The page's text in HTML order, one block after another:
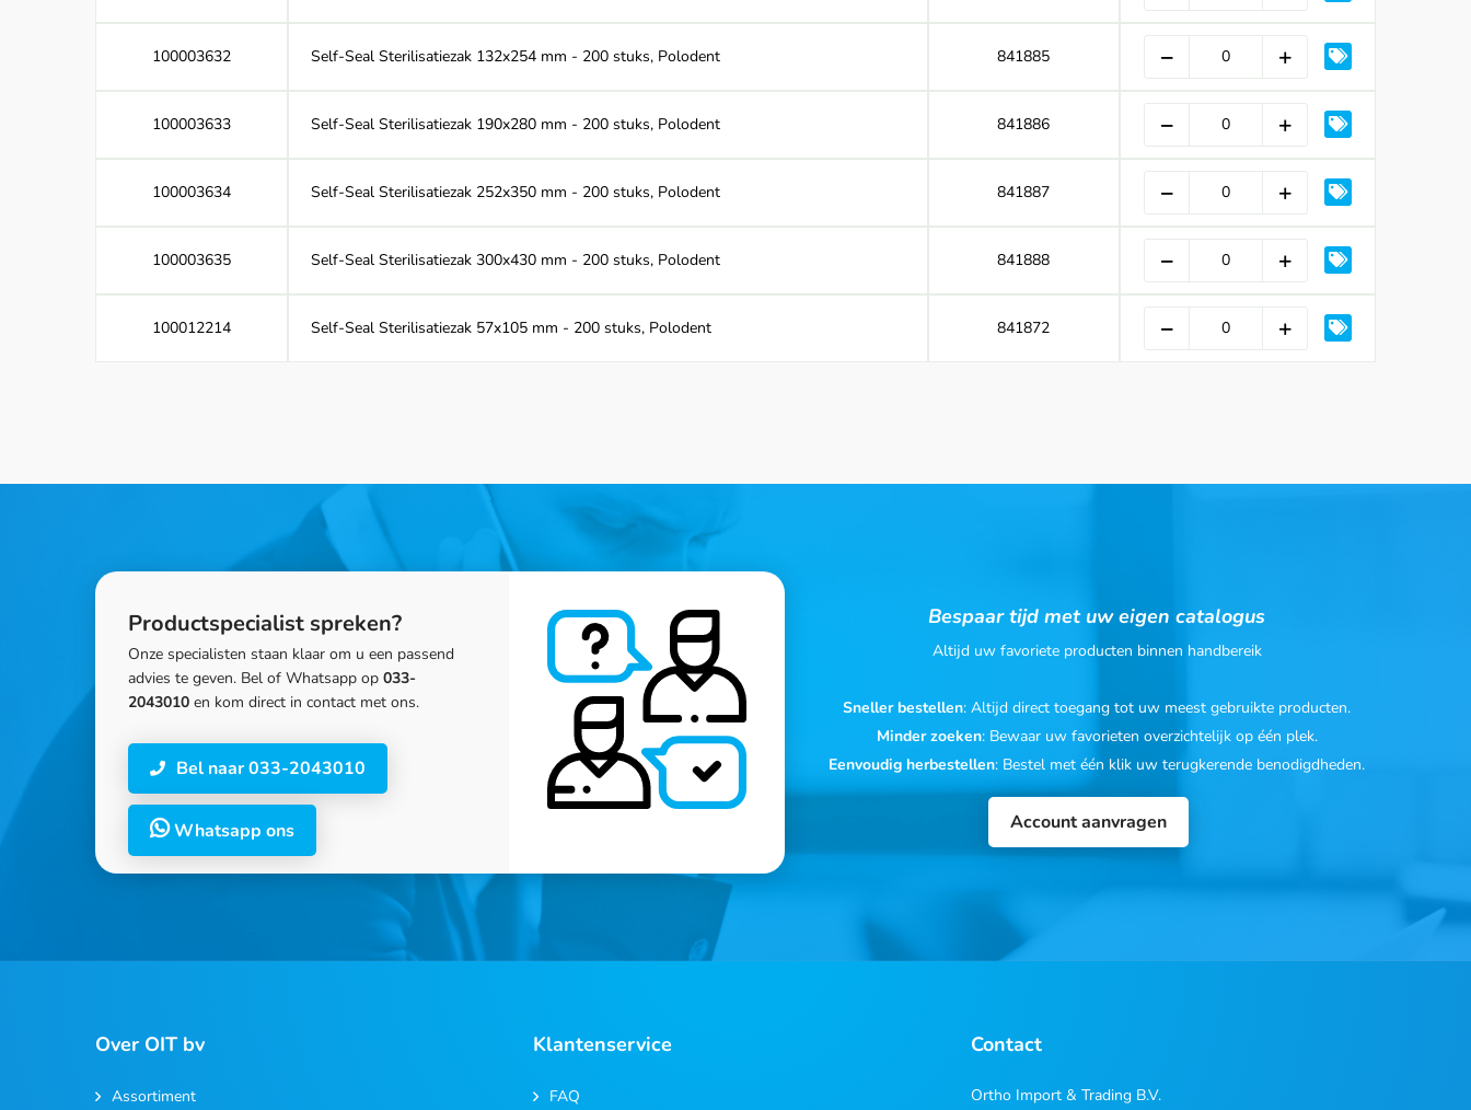
100003632 Self-Seal Sterilisatiezak 132x254 mm - 200 stuks, Polodent 841885
100003633 Self-Seal Sterilisatiezak 190x280 mm - 200 stuks, Polodent 841886
100003634 Self-Seal Sterilisatiezak 252x350 mm - 200 stuks, Polodent 841887
100003635 Self-Seal Sterilisatiezak 300x430 mm - 200 stuks, Polodent 841888
100012214 Self-Seal Sterilisatiezak 57x105 mm - 200 stuks, Polodent 841872
Productspecialist spreken?
Onze specialisten staan klaar om u een passend
advies te geven. Bel of Whatsapp op 033-
2043010 en kom direct in contact met ons.
Bel naar 033-2043010
Whatsapp ons
Bespaar tijd met uw eigen catalogus
Altijd uw favoriete producten binnen handbereik
Sneller bestellen: Altijd direct toegang tot uw meest gebruikte producten.
Minder zoeken: Bewaar uw favorieten overzichtelijk op één plek.
Eenvoudig herbestellen: Bestel met één klik uw terugkerende benodigdheden.
Account aanvragen
Over OIT bv
Assortiment
Klantenservice
FAQ
Contact
Ortho Import & Trading B.V.